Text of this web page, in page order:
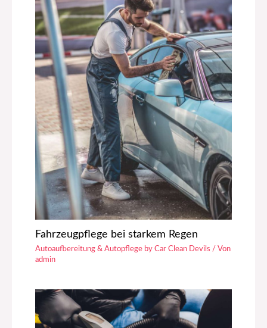
Fahrzeugpflege bei starkem Regen
Autoaufbereitung & Autopflege by Car Clean Devils / Von
admin